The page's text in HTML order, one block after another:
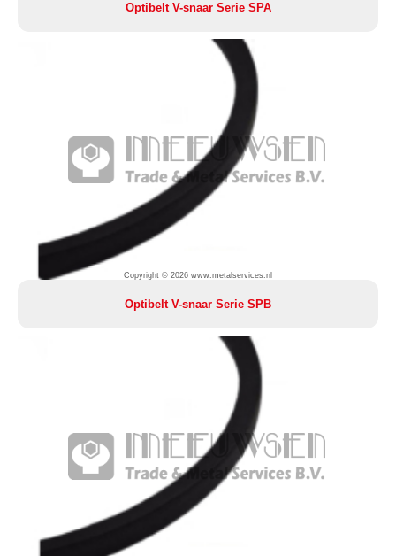
Optibelt V-snaar Serie SPA
Copyright © 2026 www.metalservices.nl
Optibelt V-snaar Serie SPB